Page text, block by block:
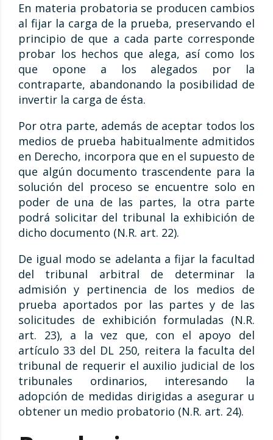
En materia probatoria se producen cambios
al fijar la carga de la prueba, preservando el
principio de que a cada parte corresponde
probar los hechos que alega, así como los
que opone a los alegados por la
contraparte, abandonando la posibilidad de
invertir la carga de ésta.
Por otra parte, además de aceptar todos los
medios de prueba habitualmente admitidos
en Derecho, incorpora que en el supuesto de
que algún documento trascendente para la
solución del proceso se encuentre solo en
poder de una de las partes, la otra parte
podrá solicitar del tribunal la exhibición de
dicho documento (N.R. art. 22).
De igual modo se adelanta a fijar la facultad
del tribunal arbitral de determinar la
admisión y pertinencia de los medios de
prueba aportados por las partes y de las
solicitudes de exhibición formuladas (N.R.
art. 23), a la vez que, con el apoyo del
artículo 33 del DL 250, reitera la faculta del
tribunal de requerir el auxilio judicial de los
tribunales ordinarios, interesando la
adopción de medidas dirigidas a asegurar u
obtener un medio probatorio (N.R. art. 24).